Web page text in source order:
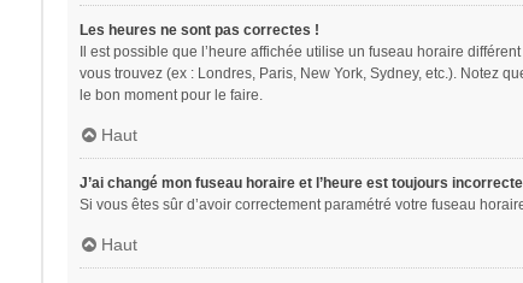
Les heures ne sont pas correctes !
Il est possible que l’heure affichée utilise un fuseau horaire
vous trouvez (ex : Londres, Paris, New York, Sydney, etc.). Notez
le bon moment pour le faire.
Haut
J’ai changé mon fuseau horaire et l’heure est toujours
Si vous êtes sûr d’avoir correctement paramétré votre fuseau
Haut